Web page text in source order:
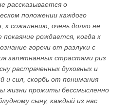
рассказывается о
положении каждого
к сожалению, очень долго не
рождается, когда к
горечи от разлуки с
запятнанных страстями риз
растраченных духовных и
и сил, скорбь от понимания
жизни прожиты бессмысленно
сыну, каждый из нас